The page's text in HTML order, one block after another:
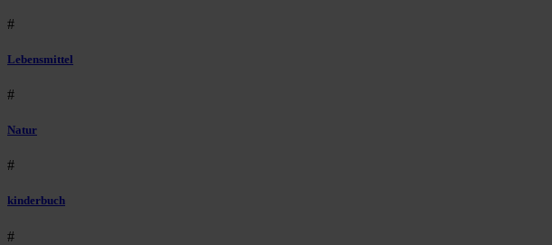
#
Lebensmittel
#
Natur
#
kinderbuch
#